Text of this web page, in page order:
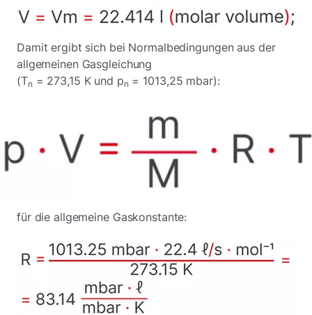
Damit ergibt sich bei Normalbedingungen aus der
allgemeinen Gasgleichung
(Tn = 273,15 K und pn = 1013,25 mbar):
für die allgemeine Gaskonstante: